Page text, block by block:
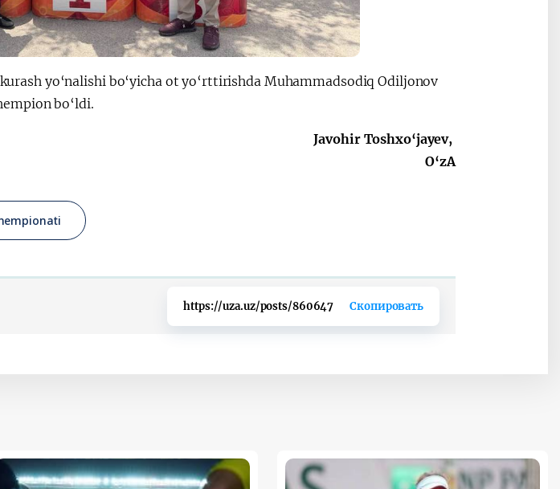
yo‘nalishi bo‘yicha ot yo‘rttirishda Muhammadsodiq Odiljonov
bo‘ldi.
Javohir Toshxo‘jayev,
O‘zA
https://uza.uz/posts/860647 Скопировать